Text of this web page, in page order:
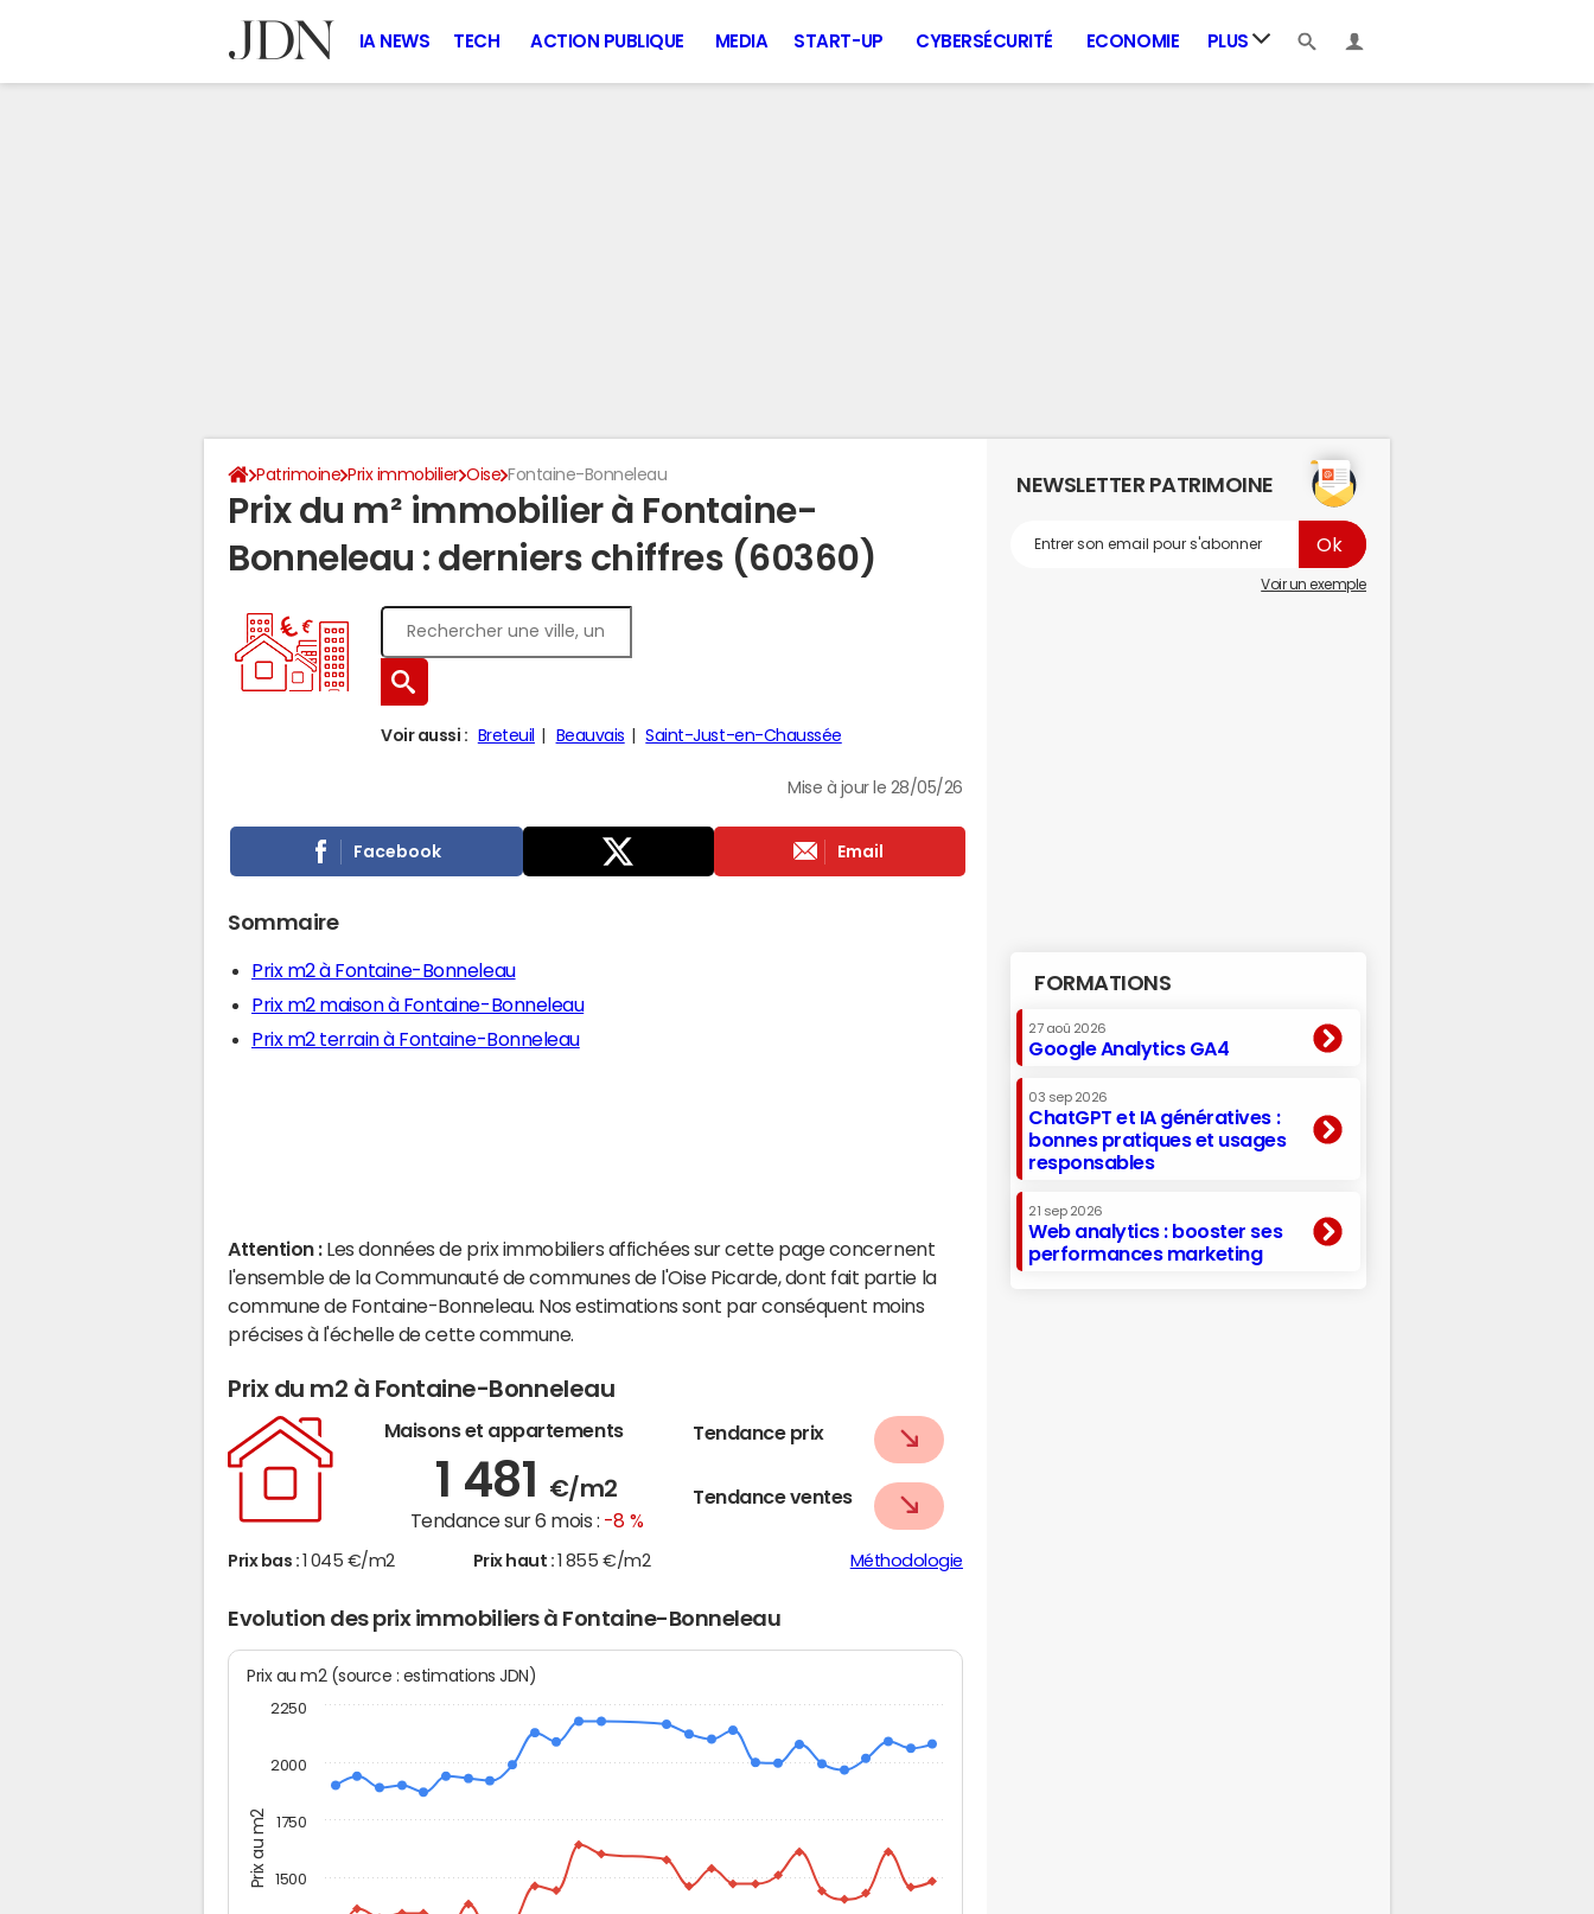
IA NEWS TECH ACTION PUBLIQUE MEDIA START-UP CYBERSÉCURITÉ ECONOMIE PLUS
Patrimoine Prix immobilier Oise Fontaine-Bonneleau
Prix du m² immobilier à Fontaine-
Bonneleau : derniers chiffres (60360)
Voir aussi : Breteuil Beauvais Saint-Just-en-Chaussée
Mise à jour le 28/05/26
Facebook Email
Sommaire
Prix m2 à Fontaine-Bonneleau
Prix m2 maison à Fontaine-Bonneleau
Prix m2 terrain à Fontaine-Bonneleau
Attention : Les données de prix immobiliers affichées sur cette page concernent
l'ensemble de la Communauté de communes de l'Oise Picarde, dont fait partie la
commune de Fontaine-Bonneleau. Nos estimations sont par conséquent moins
précises à l'échelle de cette commune.
Prix du m2 à Fontaine-Bonneleau
Maisons et appartements
1 481 €/m2
Tendance sur 6 mois : -8 %
Tendance prix
Tendance ventes
Prix bas : 1 045 €/m2 Prix haut : 1 855 €/m2 Méthodologie
Evolution des prix immobiliers à Fontaine-Bonneleau
Prix au m2
Prix au m2 (source : estimations JDN)
1500
1750
2000
2250
NEWSLETTER PATRIMOINE
Voir un exemple
FORMATIONS
27 aoû 2026
Google Analytics GA4
03 sep 2026
ChatGPT et IA génératives :
bonnes pratiques et usages
responsables
21 sep 2026
Web analytics : booster ses
performances marketing